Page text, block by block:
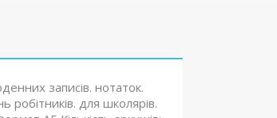
записів. нотаток.
робітників. для школярів.